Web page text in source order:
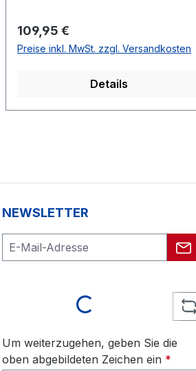
Regulärer Preis:
109,95 €
Preise inkl. MwSt. zzgl. Versandkosten
Details
NEWSLETTER
Loading...
Um weiterzugehen, geben Sie die
oben abgebildeten Zeichen ein *